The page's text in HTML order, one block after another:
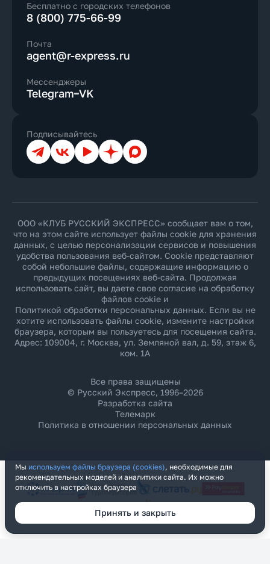
Бесплатно с городских телефонов
8 (800) 775-66-99
Почта
agent@r-express.ru
Мессенджеры
Telegram VK
Подписывайтесь
ТелеграмВКонтакте
YouTubeДзен Max
ООО «КЛУБ РУССКИЙ ЭКСПРЕСС» сообщает вам о том,
что на этом сайте использует файлы cookie для хранения
данных, с целью персонализации сервисов и повышения
удобства пользования веб-сайтом. Cookie представляют
собой небольшие файлы, содержащие информацию о
предыдущих посещениях веб-сайта. Продолжая
использовать сайт, вы даете свое согласие на обработку
файлов cookie и
Политикой обработки персональных данных. Если вы не
хотите использовать файлы cookie, измените настройки
браузера, которым вы пользуетесь для посещения сайта.
Адрес: 109004, г. Москва, ул. Земляной вал, д. 59, этаж 6,
ком. 1А
Все права защищены
© Русский Экспресс, 1996–2026
Разработка сайта
Телемарк
Политика в отношении персональных данных
Мы используем файлы браузера (cookies), необходимые для
рекомендательных моделей и аналитики сайта. Их можно
отключить в настройках браузера
Принять и закрыть